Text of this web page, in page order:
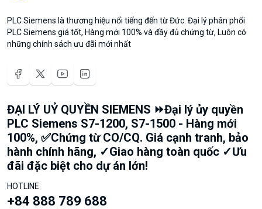
PLC Siemens là thương hiệu nổi tiếng đến từ Đức. Đại lý phân phối
PLC Siemens giá tốt, Hàng mới 100% và đầy đủ chứng từ, Luôn có
những chính sách ưu đãi mới nhất
ĐẠI LÝ UỶ QUYỀN SIEMENS ⏩Đại lý ủy quyền
PLC Siemens S7-1200, S7-1500 - Hàng mới
100%, ✅Chứng từ CO/CQ. Giá cạnh tranh, bảo
hành chính hãng, ✓Giao hàng toàn quốc ✓Ưu
đãi đặc biệt cho dự án lớn!
HOTLINE
+84 888 789 688